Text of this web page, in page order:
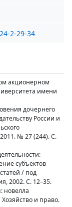
2-29-34
акционерном
имени
дочернего
России и
№ 27 (244). С.
субъектов
/ под
2002. С. 12–35.
новелла
и право.